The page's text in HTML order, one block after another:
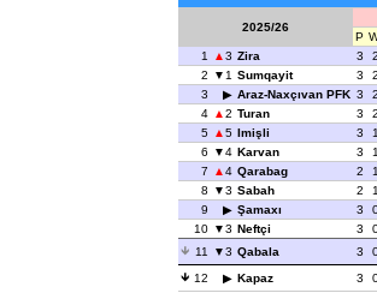
2025/26
P
1
3 Zira 3
2
1 Sumqayit 3
3
Araz-Naxçıvan PFK 3
4
2 Turan 3
5
5 Imişli 3
6
4 Karvan 3
7
4 Qarabag 2
8
3 Sabah 2
9
Şamaxı 3
10
3 Neftçi 3
11
3 Qabala 3
12
Kapaz 3